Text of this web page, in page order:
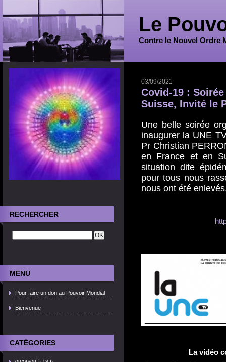
Le
Contre le Nouvel Ordre
RECHERCHER
MENU
Pour faire un don au Pouvoir Mondial
Bienvenue
CATÉGORIES
03/09/2021
Covid-19 :
Suisse, Invité le
Une belle soirée
inaugurer la UNE
Pr Christian
en France et en
situation dite
pour tous nous
nous ont été
La vidéo